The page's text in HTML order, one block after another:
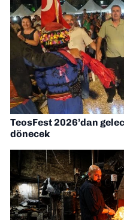
TeosFest 2026’dan
dönecek